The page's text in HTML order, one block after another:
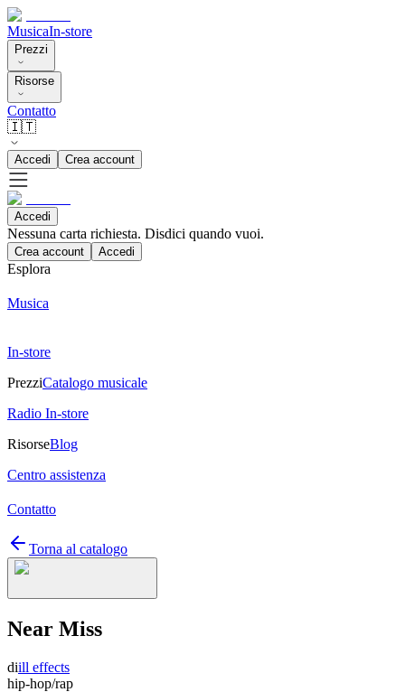
MusicaIn-store
Prezzi
Risorse
Contatto
🇮🇹
Accedi Crea account
Accedi
Nessuna carta richiesta. Disdici quando vuoi.
Crea account Accedi
Esplora
Musica
In-store
PrezziCatalogo musicale
Radio In-store
RisorseBlog
Centro assistenza
Contatto
Torna al catalogo
Near Miss
diill effects
hip-hop/rap